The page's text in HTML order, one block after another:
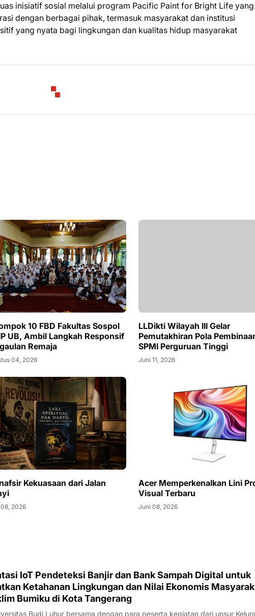
inisiatif sosial melalui program Pacific Paint for Bright Life yang
dengan berbagai pihak, termasuk masyarakat dan institusi
yang nyata bagi lingkungan dan kualitas hidup masyarakat
10 FBD Fakultas Sospol
UB, Ambil Langkah Responsif
Remaja
04, 2026
LLDikti Wilayah III Gelar
Pemutakhiran Pola
SPMI Perguruan Tinggi
Juni 11, 2026
Kekuasaan dari Jalan
2026
Acer Memperkenalkan Lini
Visual Terbaru
Juni 08, 2026
IoT Pendeteksi Banjir dan Bank Sampah Digital untuk
Ketahanan Lingkungan dan Nilai Ekonomis
Bumiku di Kota Tangerang
Budi Luhur bersama dengan para peserta kegiatan dari unsur